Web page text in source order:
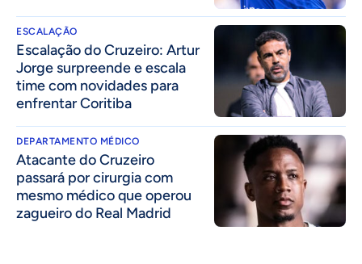
ESCALAÇÃO
Escalação do Cruzeiro: Artur
Jorge surpreende e escala
time com novidades para
enfrentar Coritiba
DEPARTAMENTO MÉDICO
Atacante do Cruzeiro
passará por cirurgia com
mesmo médico que operou
zagueiro do Real Madrid